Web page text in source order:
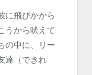
に飛びかから
うから吠えて
の中に、リー
達（できれ